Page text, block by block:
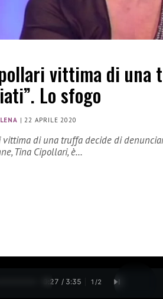
vittima di una
Lo sfogo
|22 APRILE 2020
vittima di una truffa decide di
Tina Cipollari, è…
0:28 / 3:35 1 /2